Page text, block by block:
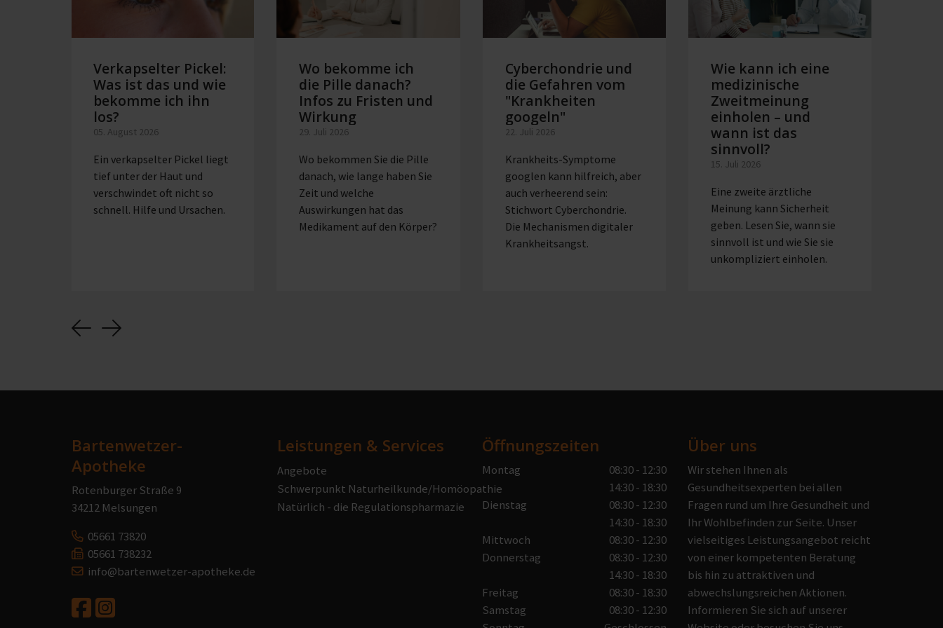
Verkapselter Pickel:
Was ist das und wie
bekomme ich ihn
los?
05. August 2026
Ein verkapselter Pickel liegt
tief unter der Haut und
verschwindet oft nicht so
schnell. Hilfe und Ursachen.
Wo bekomme ich
die Pille danach?
Infos zu Fristen und
Wirkung
29. Juli 2026
Wo bekommen Sie die Pille
danach, wie lange haben Sie
Zeit und welche
Auswirkungen hat das
Medikament auf den Körper?
Cyberchondrie und
die Gefahren vom
"Krankheiten
googeln"
22. Juli 2026
Krankheits-Symptome
googlen kann hilfreich, aber
auch verheerend sein:
Stichwort Cyberchondrie.
Die Mechanismen digitaler
Krankheitsangst.
Wie kann ich eine
medizinische
Zweitmeinung
einholen – und
wann ist das
sinnvoll?
15. Juli 2026
Eine zweite ärztliche
Meinung kann Sicherheit
geben. Lesen Sie, wann sie
sinnvoll ist und wie Sie sie
unkompliziert einholen.
Previous
Next
Bartenwetzer-
Apotheke
Rotenburger Straße 9
34212 Melsungen
05661 73820
05661 738232
info@bartenwetzer-apotheke.de
Leistungen & Services
Angebote
Schwerpunkt Naturheilkunde/Homöopathie
Natürlich - die Regulationspharmazie
Öffnungszeiten
Montag
08:30 - 12:30
14:30 - 18:30
Dienstag
08:30 - 12:30
14:30 - 18:30
Mittwoch
08:30 - 12:30
Donnerstag
08:30 - 12:30
14:30 - 18:30
Freitag
08:30 - 18:30
Samstag
08:30 - 12:30
Über uns
Wir stehen Ihnen als
Gesundheitsexperten bei allen
Fragen rund um Ihre Gesundheit und
Ihr Wohlbefinden zur Seite. Unser
vielseitiges Leistungsangebot reicht
von einer kompetenten Beratung
bis hin zu attraktiven und
abwechslungsreichen Aktionen.
Informieren Sie sich auf unserer